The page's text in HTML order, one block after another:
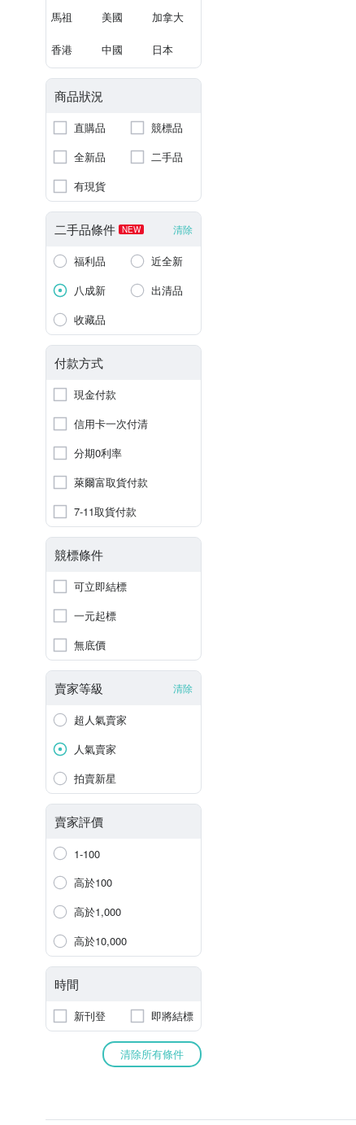
馬祖 美國 加拿大
香港 中國 日本
商品狀況
直購品
競標品
全新品
二手品
有現貨
二手品條件 NEW 清除
福利品
近全新
八成新
出清品
收藏品
付款方式
現金付款
信用卡一次付清
分期0利率
萊爾富取貨付款
7-11取貨付款
競標條件
可立即結標
一元起標
無底價
賣家等級 清除
超人氣賣家
人氣賣家
拍賣新星
賣家評價
1-100
高於100
高於1,000
高於10,000
時間
新刊登 即將結標
清除所有條件